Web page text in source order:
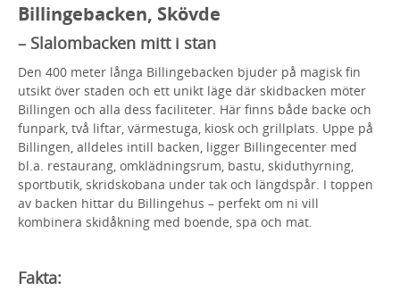
Billingebacken, Skövde
– Slalombacken mitt i stan
Den 400 meter långa Billingebacken bjuder på magisk fin
utsikt över staden och ett unikt läge där skidbacken möter
Billingen och alla dess faciliteter. Här finns både backe och
funpark, två liftar, värmestuga, kiosk och grillplats. Uppe på
Billingen, alldeles intill backen, ligger Billingecenter med
bl.a. restaurang, omklädningsrum, bastu, skiduthyrning,
sportbutik, skridskobana under tak och längdspår. I toppen
av backen hittar du Billingehus – perfekt om ni vill
kombinera skidåkning med boende, spa och mat.
Fakta: